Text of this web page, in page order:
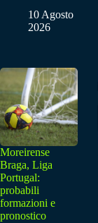
10 Agosto
2026
Moreirense
Braga, Liga
Portugal:
probabili
formazioni e
pronostico